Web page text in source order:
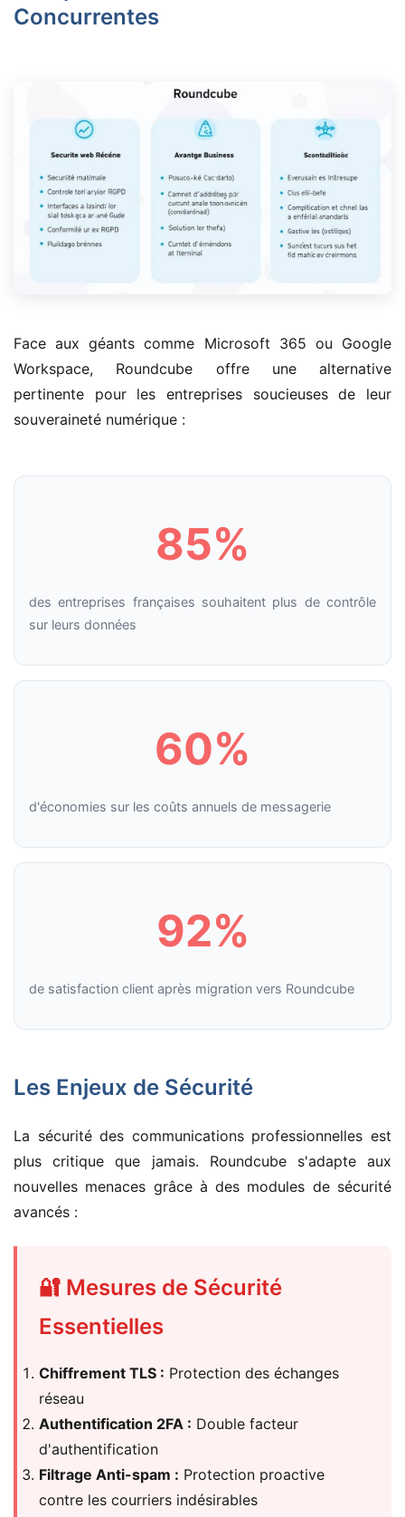
Concurrentes
Face aux géants comme Microsoft 365 ou Google
Workspace, Roundcube offre une alternative
pertinente pour les entreprises soucieuses de leur
souveraineté numérique :
85%
des entreprises françaises souhaitent plus de contrôle
sur leurs données
60%
d'économies sur les coûts annuels de messagerie
92%
de satisfaction client après migration vers Roundcube
Les Enjeux de Sécurité
La sécurité des communications professionnelles est
plus critique que jamais. Roundcube s'adapte aux
nouvelles menaces grâce à des modules de sécurité
avancés :
🔐 Mesures de Sécurité
Essentielles
Chiffrement TLS : Protection des échanges
réseau
Authentification 2FA : Double facteur
d'authentification
Filtrage Anti-spam : Protection proactive
contre les courriers indésirables